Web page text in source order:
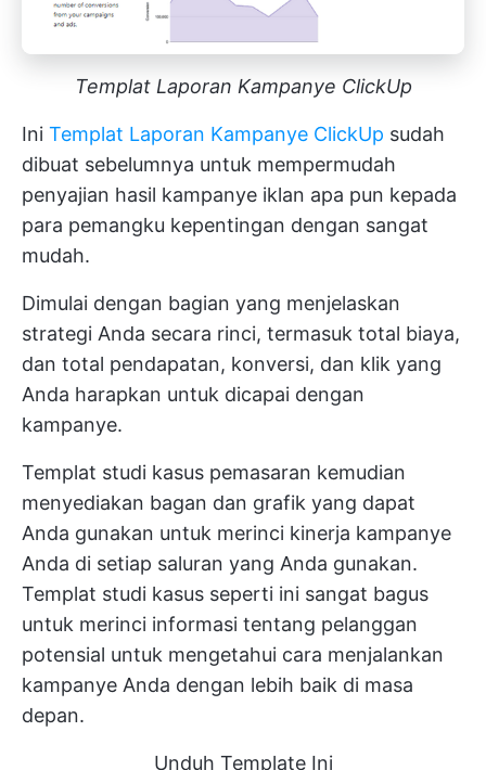
Templat Laporan Kampanye ClickUp
Ini Templat Laporan Kampanye ClickUp sudah
dibuat sebelumnya untuk mempermudah
penyajian hasil kampanye iklan apa pun kepada
para pemangku kepentingan dengan sangat
mudah.
Dimulai dengan bagian yang menjelaskan
strategi Anda secara rinci, termasuk total biaya,
dan total pendapatan, konversi, dan klik yang
Anda harapkan untuk dicapai dengan
kampanye.
Templat studi kasus pemasaran kemudian
menyediakan bagan dan grafik yang dapat
Anda gunakan untuk merinci kinerja kampanye
Anda di setiap saluran yang Anda gunakan.
Templat studi kasus seperti ini sangat bagus
untuk merinci informasi tentang pelanggan
potensial untuk mengetahui cara menjalankan
kampanye Anda dengan lebih baik di masa
depan.
Unduh Template Ini